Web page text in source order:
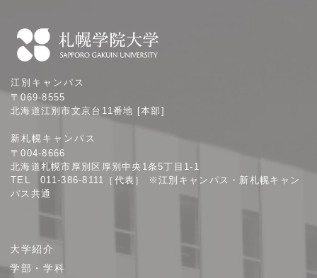
幌
学
大
学
江別キャンパス
〒069-8555
北海道江別市文京台11番地 [本部]
新札幌キャンパス
〒004-8666
北海道札幌市厚別区厚別中央1条5丁目1-1
TEL 011-386-8111［代表］ ※江別キャンパス・新札幌キャン
パス共通
ト
大学紹介
学部・学科